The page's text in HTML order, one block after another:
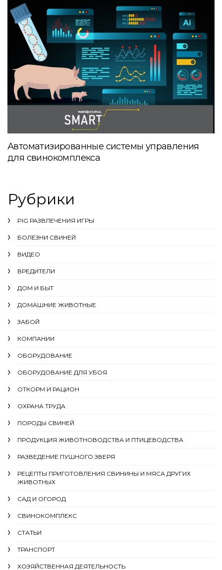
Автоматизированные системы управления
для свинокомплекса
Рубрики
PIG РАЗВЛЕЧЕНИЯ ИГРЫ
БОЛЕЗНИ СВИНЕЙ
ВИДЕО
ВРЕДИТЕЛИ
ДОМ И БЫТ
ДОМАШНИЕ ЖИВОТНЫЕ
ЗАБОЙ
КОМПАНИИ
ОБОРУДОВАНИЕ
ОБОРУДОВАНИЕ ДЛЯ УБОЯ
ОТКОРМ И РАЦИОН
ОХРАНА ТРУДА
ПОРОДЫ СВИНЕЙ
ПРОДУКЦИЯ ЖИВОТНОВОДСТВА И ПТИЦЕВОДСТВА
РАЗВЕДЕНИЕ ПУШНОГО ЗВЕРЯ
РЕЦЕПТЫ ПРИГОТОВЛЕНИЯ СВИНИНЫ И МЯСА ДРУГИХ
ЖИВОТНЫХ
САД И ОГОРОД
СВИНОКОМПЛЕКС
СТАТЬИ
ТРАНСПОРТ
ХОЗЯЙСТВЕННАЯ ДЕЯТЕЛЬНОСТЬ